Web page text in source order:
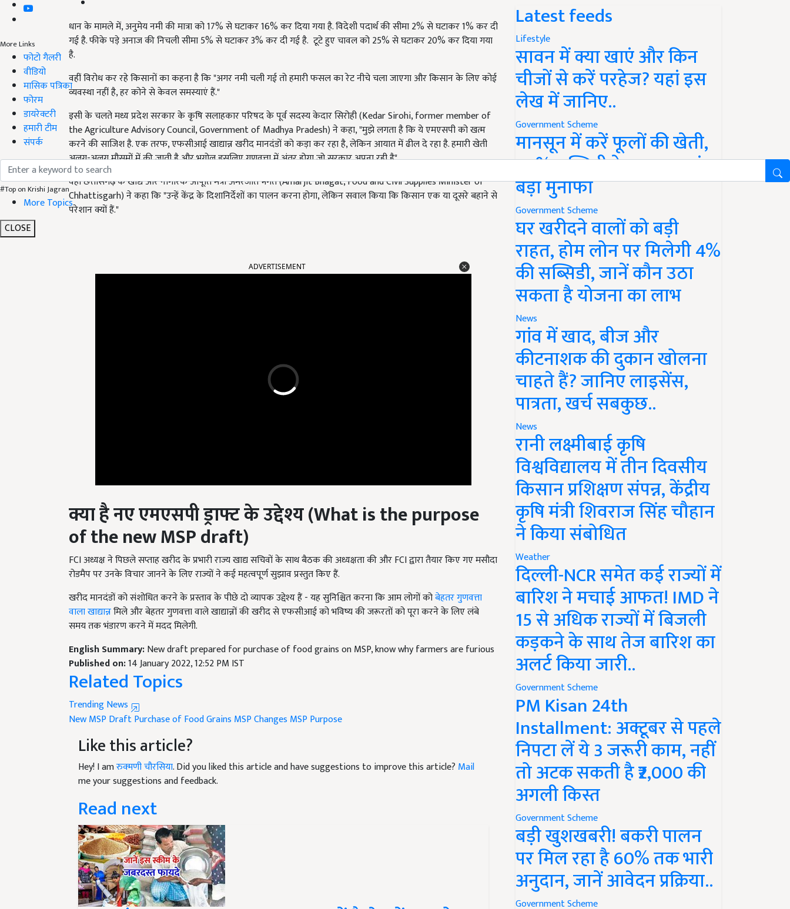
More Links
फोटो गैलरी
वीडियो
मासिक पत्रिका
फोरम
डायरेक्टरी
हमारी टीम
संपर्क
#Top on Krishi Jagran
More Topics
CLOSE
धान के मामले में, अनुमेय नमी की मात्रा को 17% से घटाकर 16% कर दिया गया है. विदेशी पदार्थ की सीमा 2% से घटाकर 1% कर दी
गई है. फीके पड़े अनाज की निचली सीमा 5% से घटाकर 3% कर दी गई है. टूटे हुए चावल को 25% से घटाकर 20% कर दिया गया
है.
वहीं विरोध कर रहे किसानों का कहना है कि "अगर नमी चली गई तो हमारी फसल का रेट नीचे चला जाएगा और किसान के लिए कोई
व्यवस्था नहीं है, हर कोने से केवल समस्याएं हैं."
इसी के चलते मध्य प्रदेश सरकार के कृषि सलाहकार परिषद के पूर्व सदस्य केदार सिरोही (Kedar Sirohi, former member of
the Agriculture Advisory Council, Government of Madhya Pradesh) ने कहा, "मुझे लगता है कि ये एमएसपी को खत्म
करने की साजिश है. एक तरफ, एफसीआई खाद्यान्न खरीद मानदंडों को कड़ा कर रहा है, लेकिन आयात में ढील दे रहा है. हमारी खेती
अलग-अलग मौसमों में की जाती है और भूगोल इसलिए गुणवत्ता में अंतर होगा जो सरकार अपना रही है".
वहीं छत्तीसगढ़ के खाद्य और नागरिक आपूर्ति मंत्री अमरजीत भगत (Amarjit Bhagat, Food and Civil Supplies Minister of
Chhattisgarh) ने कहा कि "उन्हें केंद्र के दिशानिर्देशों का पालन करना होगा, लेकिन सवाल किया कि किसान एक या दूसरे बहाने से
परेशान क्यों हैं."
क्या है नए एमएसपी ड्राफ्ट के उद्देश्य (What is the purpose
of the new MSP draft)
FCI अध्यक्ष ने पिछले सप्ताह खरीद के प्रभारी राज्य खाद्य सचिवों के साथ बैठक की अध्यक्षता की और FCI द्वारा तैयार किए गए मसौदा
रोडमैप पर उनके विचार जानने के लिए राज्यों ने कई महत्वपूर्ण सुझाव प्रस्तुत किए हैं.
खरीद मानदंडों को संशोधित करने के प्रस्ताव के पीछे दो व्यापक उद्देश्य हैं - यह सुनिश्चित करना कि आम लोगों को
वाला खाद्यान्नमिले और बेहतर गुणवत्ता वाले खाद्यान्नों की खरीद से एफसीआई को भविष्य की जरूरतों को पूरा करने के लिए लंबे
समय तक भंडारण करने में मदद मिलेगी.
Published on:14 January 2022, 12:52 PM IST
Related Topics
Trending News
New MSP Draft Purchase of Food Grains
Like this article?
Hey! I amरुक्मणी चौरसिया. Did you liked this article and have suggestions to improve this article?
me your suggestions and feedback.
Read next
Latest feeds
Lifestyle
सावन में क्या खाएं और किन
चीजों से करें परहेज? यहां इस
लेख में जानिए..
Government Scheme
मानसून में करें फूलों की खेती,
50% सब्सिडी के साथ कमाएं
बड़ा मुनाफा
Government Scheme
घर खरीदने वालों को बड़ी
राहत, होम लोन पर मिलेगी 4%
की सब्सिडी, जानें कौन उठा
सकता है योजना का लाभ
News
गांव में खाद, बीज और
कीटनाशक की दुकान खोलना
चाहते हैं? जानिए लाइसेंस,
पात्रता, खर्च सबकुछ..
News
रानी लक्ष्मीबाई कृषि
विश्वविद्यालय में तीन दिवसीय
किसान प्रशिक्षण संपन्न, केंद्रीय
कृषि मंत्री शिवराज सिंह चौहान
ने किया संबोधित
Weather
दिल्ली-NCR समेत कई राज्यों में
बारिश ने मचाई आफत! IMD ने
15 से अधिक राज्यों में बिजली
कड़कने के साथ तेज बारिश का
अलर्ट किया जारी..
Government Scheme
PM Kisan 24th
Installment: अक्टूबर से पहले
निपटा लें ये 3 जरूरी काम, नहीं
तो अटक सकती है ₹2,000 की
अगली किस्त
Government Scheme
बड़ी खुशखबरी! बकरी पालन
पर मिल रहा है 60% तक भारी
अनुदान, जानें आवेदन प्रक्रिया..
Government Scheme